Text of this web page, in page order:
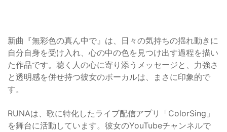
新曲『無彩色の真ん中で』は、日々の気持ちの揺れ動きに
自分自身を受け入れ、心の中の色を見つけ出す過程を描い
た作品です。聴く人の心に寄り添うメッセージと、力強さ
と透明感を併せ持つ彼女のボーカルは、まさに印象的で
す。
RUNAは、歌に特化したライブ配信アプリ「ColorSing」
を舞台に活動しています。彼女のYouTubeチャンネルで